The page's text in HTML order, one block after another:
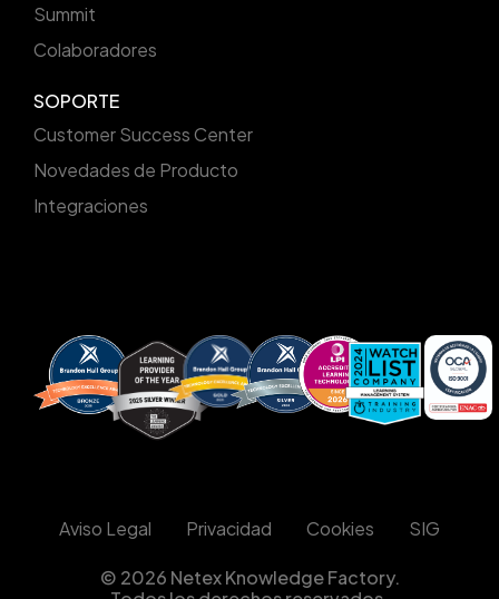
Summit
Colaboradores
SOPORTE
Customer Success Center
Novedades de Producto
Integraciones
Aviso Legal Privacidad Cookies SIG
© 2026 Netex Knowledge Factory.